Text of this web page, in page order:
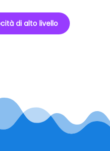
di alto livello